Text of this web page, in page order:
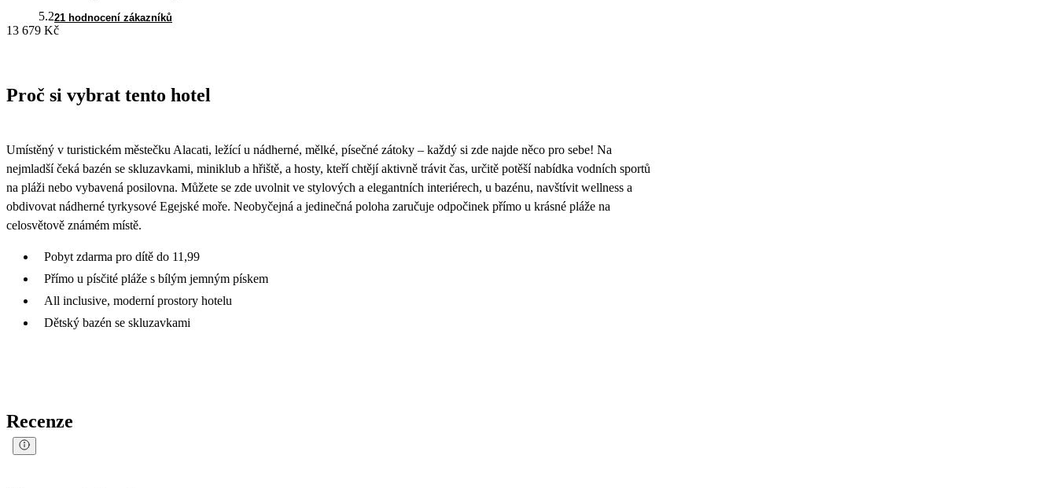
5.221 hodnocení zákazníků
13 679 Kč
Proč si vybrat tento hotel
Umístěný v turistickém městečku Alacati, ležící u nádherné, mělké, písečné zátoky – každý si zde najde něco pro sebe! Na
nejmladší čeká bazén se skluzavkami, miniklub a hřiště, a hosty, kteří chtějí aktivně trávit čas, určitě potěší nabídka vodních sportů
na pláži nebo vybavená posilovna. Můžete se zde uvolnit ve stylových a elegantních interiérech, u bazénu, navštívit wellness a
obdivovat nádherné tyrkysové Egejské moře. Neobyčejná a jedinečná poloha zaručuje odpočinek přímo u krásné pláže na
celosvětově známém místě.
Pobyt zdarma pro dítě do 11,99
Přímo u písčité pláže s bílým jemným pískem
All inclusive, moderní prostory hotelu
Dětský bazén se skluzavkami
Recenze